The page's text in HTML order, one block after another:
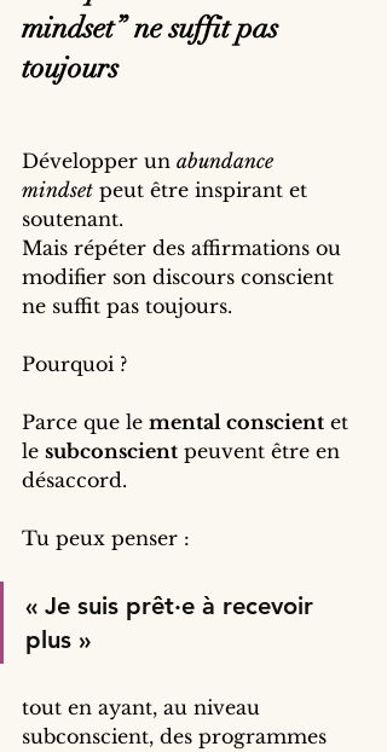
mindset” ne suffit pas
toujours
Développer un abundance
mindset peut être inspirant et
soutenant.
Mais répéter des affirmations ou
modifier son discours conscient
ne suffit pas toujours.
Pourquoi ?
Parce que le mental conscient et
le subconscient peuvent être en
désaccord.
Tu peux penser :
« Je suis prêt·e à recevoir
plus »
tout en ayant, au niveau
subconscient, des programmes